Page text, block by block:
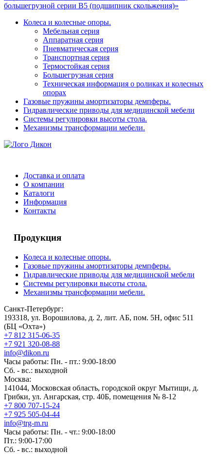
большегрузной серии В5 (подшипник скольжения)»
Колеса и колесные опоры.
Мебельная серия
Аппаратная серия
Пневматическая серия
Транспортная серия
Термостойкая серия
Большегрузная серия
Техническая информация о роликах и колесных
опорах
Газовые пружины амортизаторы демпферы.
Гидравлические приводы для медицинской мебели
Системы регулировки высоты стола.
Механизмы трансформации мебели.
Доставка и оплата
О компании
Каталоги
Информация
Контакты
Продукция
Колеса и колесные опоры.
Газовые пружины амортизаторы демпферы.
Гидравлические приводы для медицинской мебели
Системы регулировки высоты стола.
Механизмы трансформации мебели.
Санкт-Петербург:
193318, ул. Ворошилова, д. 2, лит. АБ, пом. 5Н, офис 511
(БЦ «Охта»)
+7 812 315-06-35
+7 921 320-08-88
info@dikon.ru
Часы работы: Пн. - пт.: 9:00-18:00
Сб. - вс.: выходной
Москва:
141044, Московская область, городской округ Мытищи, д.
Грибки, ул. Ангарская, стр. 40Б, помещения № 8-12
+7 800 707-15-24
+7 925 505-04-44
info@trg-m.ru
Часы работы: Пн. - чт.: 9:00-18:00
Пт.: 9:00-17:00
Сб. - вс.: выходной